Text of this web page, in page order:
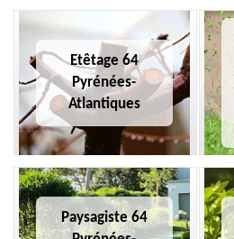
Etêtage 64
Pyrénées-
Atlantiques
Paysagiste 64